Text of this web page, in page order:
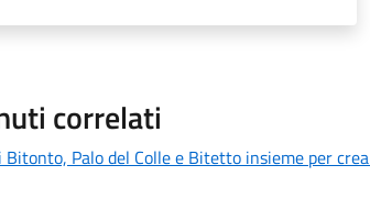
correlati
Bitonto, Palo del Colle e Bitetto insieme per